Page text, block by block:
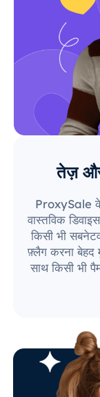
तेज़ और
ProxySale
वास्तविक
किसी भी
फ़्लैग करना
साथ किसी भी